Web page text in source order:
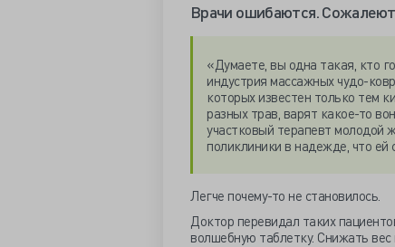
Врачи ошибаются.
«Думаете, вы одна такая, кто
индустрия массажных чудо-
которых известен только тем
разных трав, варят какое-то
участковый терапевт молодой
поликлиники в надежде, что ей
Легче почему-то не становилось.
Доктор перевидал таких
волшебную таблетку. Снижать вес